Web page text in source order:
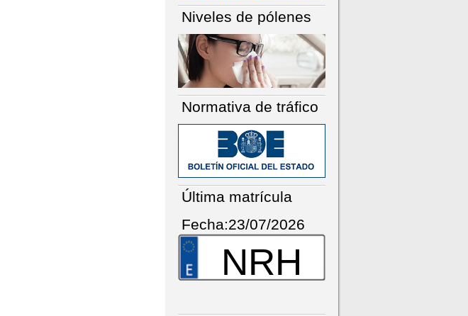
Niveles de pólenes
Normativa de tráfico
Última matrícula
Fecha:23/07/2026
NRH